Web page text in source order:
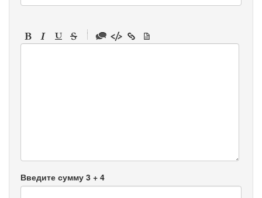
-
-
Введите сумму 3 + 4